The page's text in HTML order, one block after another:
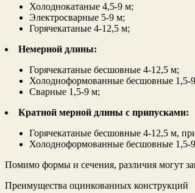
Холоднокатаные 4,5-9 м;
Электросварные 5-9 м;
Горячекатаные 4-12,5 м;
Немерной длины:
Горячекатаные бесшовные 4-12,5 м;
Холодноформованные бесшовные 1,5-
Сварные 1,5-9 м;
Кратной мерной длины с припусками:
Горячекатаные бесшовные 4-12,5 м,
Холодноформованные бесшовные 1,5-
Помимо формы и сечения, различия могут
Преимущества оцинкованных конструкций